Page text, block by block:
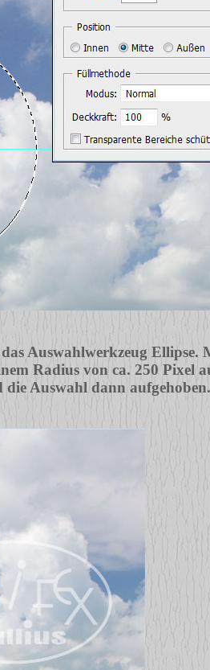
Auswahlwerkzeug
Radius von ca. 250 Pixel
Auswahl dann aufgehoben.